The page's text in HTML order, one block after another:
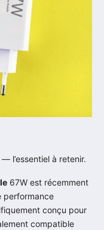
— l’essentiel à retenir.
67W est récemment
performance
conçu pour
compatible